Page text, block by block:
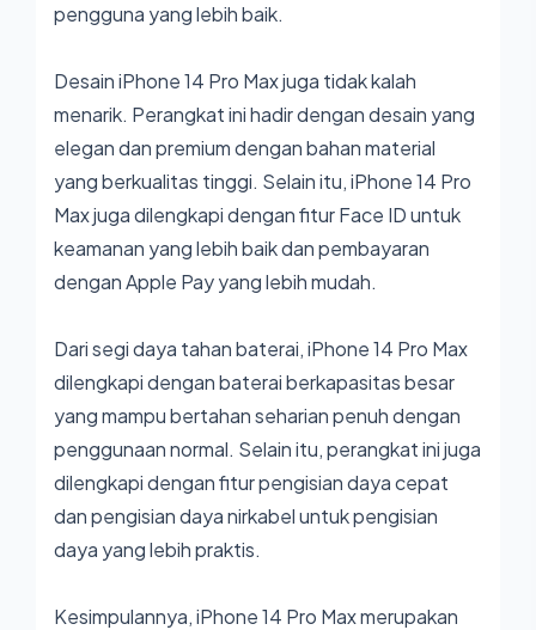
pengguna yang lebih baik.
Desain iPhone 14 Pro Max juga tidak kalah
menarik. Perangkat ini hadir dengan desain yang
elegan dan premium dengan bahan material
yang berkualitas tinggi. Selain itu, iPhone 14 Pro
Max juga dilengkapi dengan fitur Face ID untuk
keamanan yang lebih baik dan pembayaran
dengan Apple Pay yang lebih mudah.
Dari segi daya tahan baterai, iPhone 14 Pro Max
dilengkapi dengan baterai berkapasitas besar
yang mampu bertahan seharian penuh dengan
penggunaan normal. Selain itu, perangkat ini juga
dilengkapi dengan fitur pengisian daya cepat
dan pengisian daya nirkabel untuk pengisian
daya yang lebih praktis.
Kesimpulannya, iPhone 14 Pro Max merupakan